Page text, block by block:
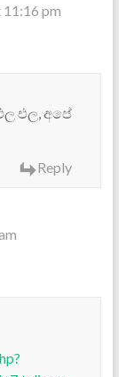
11:16 pm
එල, අපේ
Reply